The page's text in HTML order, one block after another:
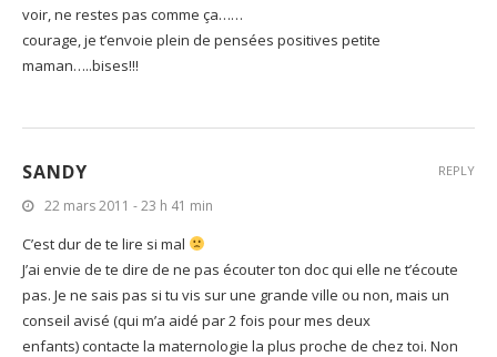
voir, ne restes pas comme ça……
courage, je t’envoie plein de pensées positives petite
maman…..bises!!!
SANDY
22 mars 2011 - 23 h 41 min
C’est dur de te lire si mal
J’ai envie de te dire de ne pas écouter ton doc qui elle ne t’écoute
pas. Je ne sais pas si tu vis sur une grande ville ou non, mais un
conseil avisé (qui m’a aidé par 2 fois pour mes deux
enfants) contacte la maternologie la plus proche de chez toi. Non
REPLY